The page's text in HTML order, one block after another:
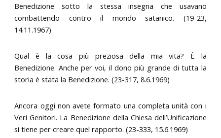
Benedizione sotto la stessa insegna che usavano
combattendo contro il mondo satanico. (19-23,
14.11.1967)
Qual è la cosa più preziosa della mia vita? È la
Benedizione. Anche per voi, il dono più grande di tutta la
storia è stata la Benedizione. (23-317, 8.6.1969)
Ancora oggi non avete formato una completa unità con i
Veri Genitori. La Benedizione della Chiesa dell’Unificazione
si tiene per creare quel rapporto. (23-333, 15.6.1969)